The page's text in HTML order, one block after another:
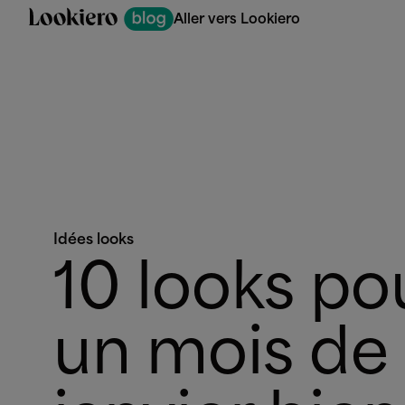
Aller vers Lookiero
Idées looks
10 looks
un mois de